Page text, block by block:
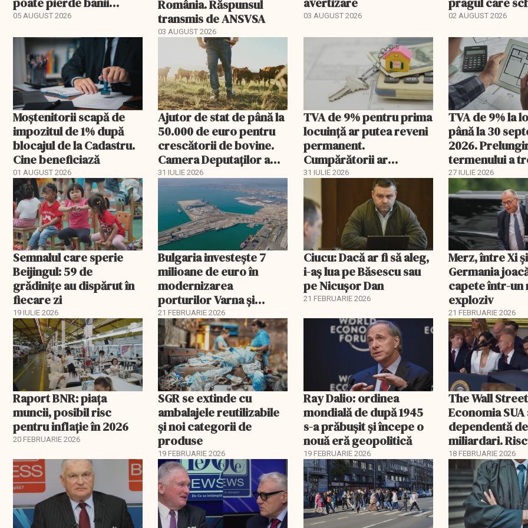
ceruți statului
05 AUGUST 2026
România. Răspunsul
transmis de ANSVSA
03 AUGUST 2026
03 AUGUST 2026
regimul fiscal
02 AUGUST 2026
Moștenitorii scapă de
impozitul de 1% după
blocajul de la Cadastru.
Cine beneficiază
01 AUGUST 2026
Ajutor de stat de până la
50.000 de euro pentru
crescătorii de bovine.
Camera Deputaților a
aprobat schema
31 IULIE 2026
TVA de 9% pentru prima
locuință ar putea reveni
permanent.
Cumpărătorii ar
economisi zeci de mii de
31 IULIE 2026
TVA de 9% la
până la 30
2026.
termenului a
comisia din
27 IULIE 2026
Semnalul care sperie
Beijingul: 59 de
grădinițe au dispărut în
fiecare zi
19 IULIE 2026
Bulgaria investește 7
milioane de euro în
modernizarea
porturilor Varna și
Burgas
21 FEBRUARIE 2026
Ciucu: Dacă ar fi să aleg,
i-aș lua pe Băsescu sau
pe Nicușor Dan
21 FEBRUARIE 2026
Merz, între Xi
Germania
capete într-un
exploziv
21 FEBRUARIE 2026
Raport BNR: piața
muncii, posibil risc
pentru inflație în 2026
20 FEBRUARIE 2026
SGR se extinde cu
ambalajele reutilizabile
și noi categorii de
produse
19 FEBRUARIE 2026
Ray Dalio: ordinea
mondială de după 1945
s-a prăbușit și începe o
nouă eră geopolitică
19 FEBRUARIE 2026
The Wall
Economia
dependentă de
miliardari.
pentru burse
18 FEBRUARIE 2026
EXCLUSIV EXCLUSIV